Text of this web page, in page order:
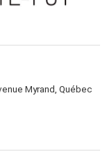
Myrand, Québec